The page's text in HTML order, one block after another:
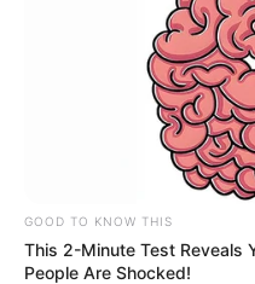
GOOD TO KNOW THIS
This 2-Minute Test Reveals
People Are Shocked!